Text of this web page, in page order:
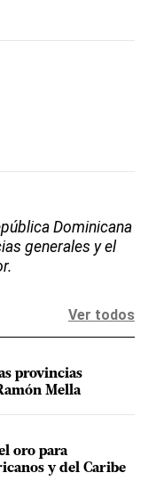
Dominicana
generales y el
Ver todos
provincias
Mella
oro para
y del Caribe